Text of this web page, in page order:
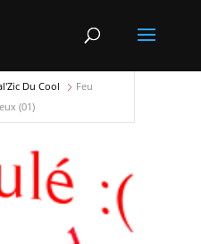
Du Cool
Feu
(01)